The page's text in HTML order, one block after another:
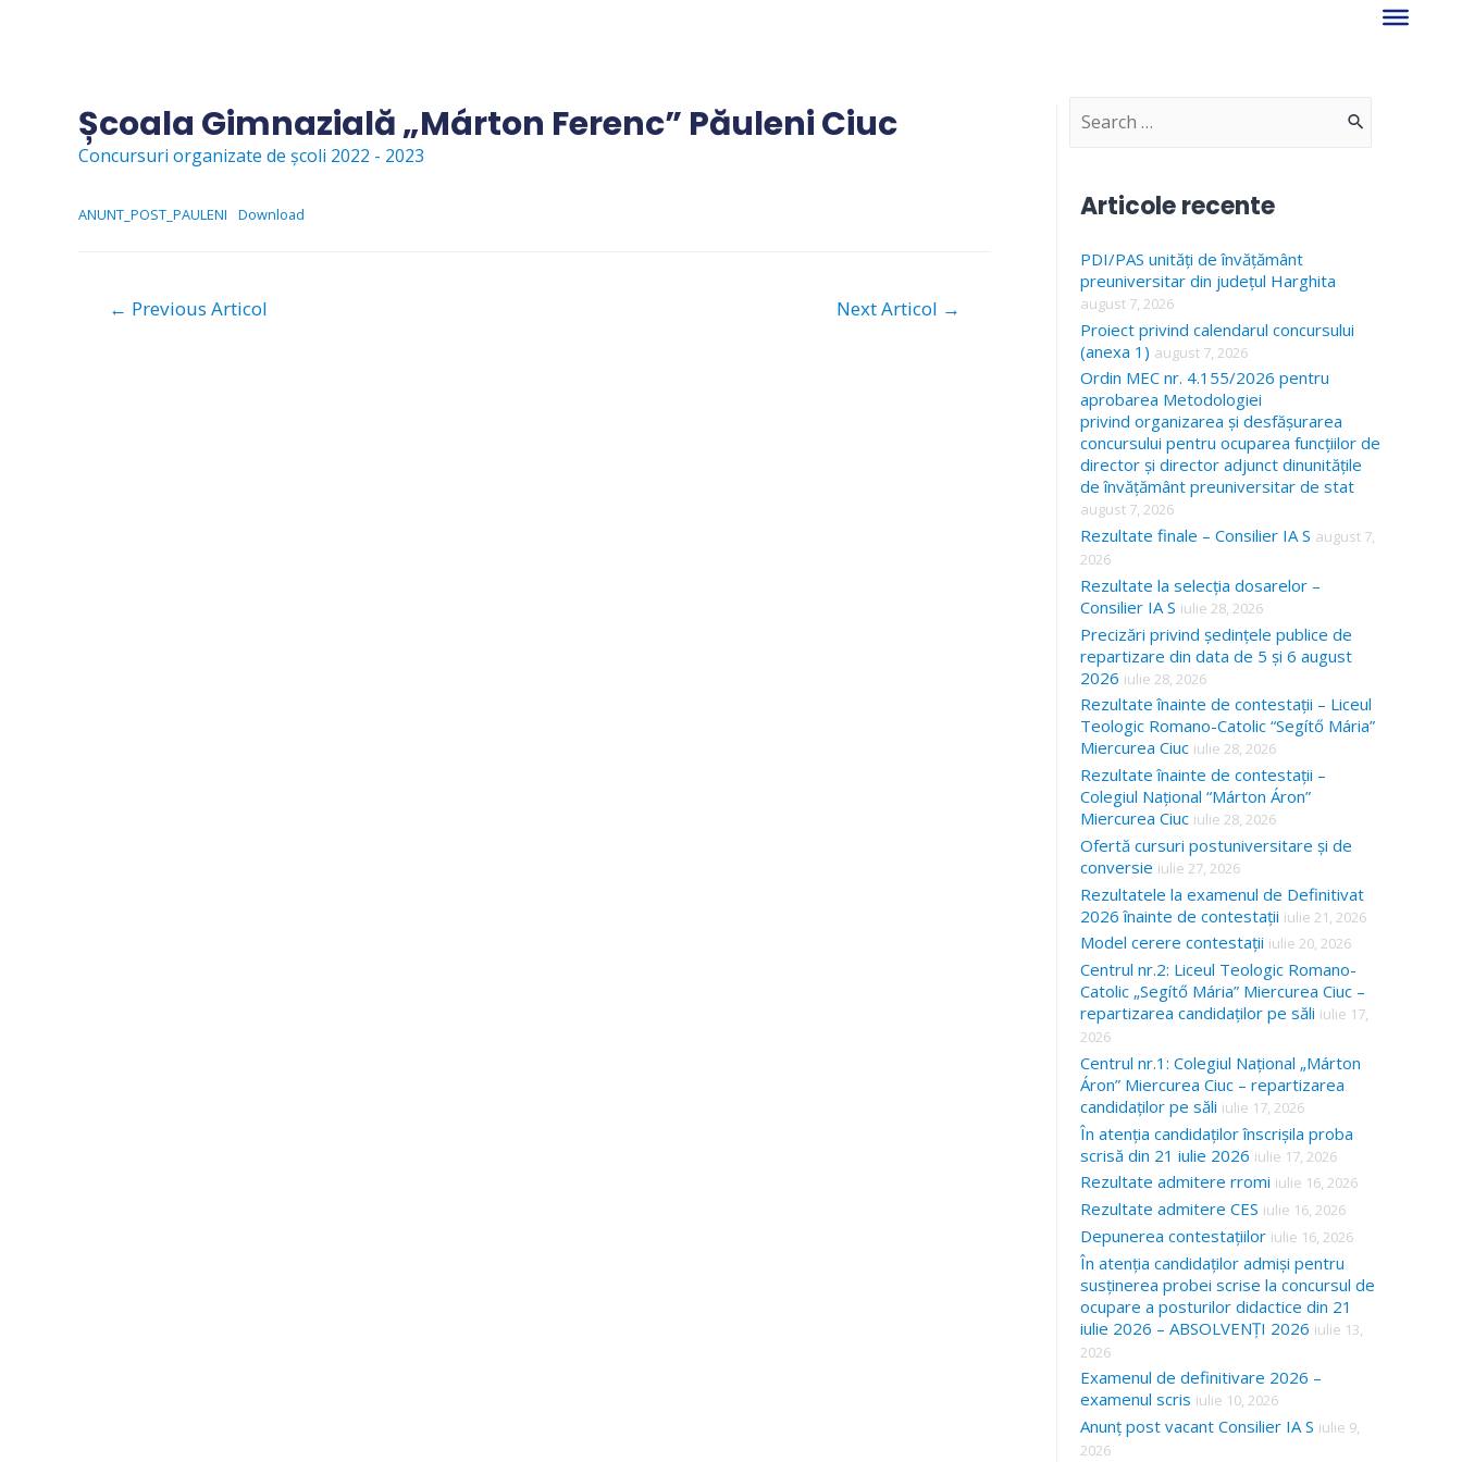
Școala Gimnazială „Márton Ferenc” Păuleni Ciuc
Concursuri organizate de școli 2022 - 2023
ANUNT_POST_PAULENI Download
Navigare
← Previous Articol Next Articol →
S
c
h
f
o
r
:
Articole recente
PDI/PAS unități de învățământ
preuniversitar din județul Harghita
august 7, 2026
Proiect privind calendarul concursului
(anexa 1) august 7, 2026
Ordin MEC nr. 4.155/2026 pentru
aprobarea Metodologiei
privind organizarea și desfășurarea
concursului pentru ocuparea funcțiilor de
director și director adjunct dinunitățile
de învățământ preuniversitar de stat
august 7, 2026
Rezultate finale – Consilier IA S august 7,
2026
Rezultate la selecția dosarelor –
Consilier IA S iulie 28, 2026
Precizări privind ședințele publice de
repartizare din data de 5 și 6 august
2026 iulie 28, 2026
Rezultate înainte de contestații – Liceul
Teologic Romano-Catolic “Segítő Mária”
Miercurea Ciuc iulie 28, 2026
Rezultate înainte de contestații –
Colegiul Național “Márton Áron”
Miercurea Ciuc iulie 28, 2026
Ofertă cursuri postuniversitare și de
conversie iulie 27, 2026
Rezultatele la examenul de Definitivat
2026 înainte de contestații iulie 21, 2026
Model cerere contestații iulie 20, 2026
Centrul nr.2: Liceul Teologic Romano-
Catolic „Segítő Mária” Miercurea Ciuc –
repartizarea candidaților pe săli iulie 17,
2026
Centrul nr.1: Colegiul Național „Márton
Áron” Miercurea Ciuc – repartizarea
candidaților pe săli iulie 17, 2026
În atenția candidaților înscrișila proba
scrisă din 21 iulie 2026 iulie 17, 2026
Rezultate admitere rromi iulie 16, 2026
Rezultate admitere CES iulie 16, 2026
Depunerea contestațiilor iulie 16, 2026
În atenția candidaților admiși pentru
susținerea probei scrise la concursul de
ocupare a posturilor didactice din 21
iulie 2026 – ABSOLVENȚI 2026 iulie 13,
2026
Examenul de definitivare 2026 –
examenul scris iulie 10, 2026
Anunț post vacant Consilier IA S iulie 9,
2026